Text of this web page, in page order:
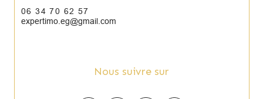
06 34 70 62 57
expertimo.eg@gmail.com
Nous suivre sur